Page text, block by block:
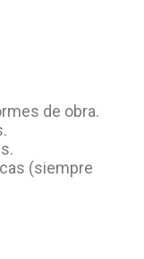
de obra.
(siempre